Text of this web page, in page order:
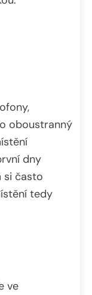
oboustranný
dny
si často
tedy
ve